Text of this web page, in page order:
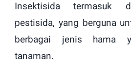
Insektisida termasuk
pestisida, yang berguna
berbagai jenis hama
tanaman.